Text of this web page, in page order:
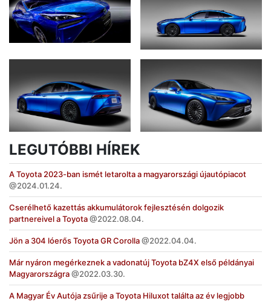
LEGUTÓBBI HÍREK
A Toyota 2023-ban ismét letarolta a magyarországi újautópiacot
2024.01.24.
Cserélhető kazettás akkumulátorok fejlesztésén dolgozik
partnereivel a Toyota
2022.08.04.
Jön a 304 lóerős Toyota GR Corolla 2022.04.04.
Már nyáron megérkeznek a vadonatúj Toyota bZ4X első példányai
Magyarországra
2022.03.30.
A Magyar Év Autója zsűrije a Toyota Hiluxot találta az év legjobb